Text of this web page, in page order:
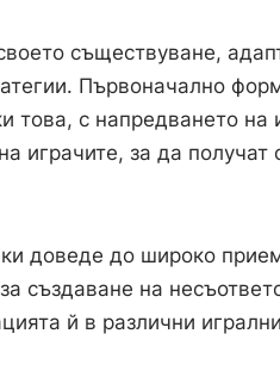
съществуване,
Първоначално
с напредването на
играчите, за да получат
доведе до широко
създаване на
й в различни